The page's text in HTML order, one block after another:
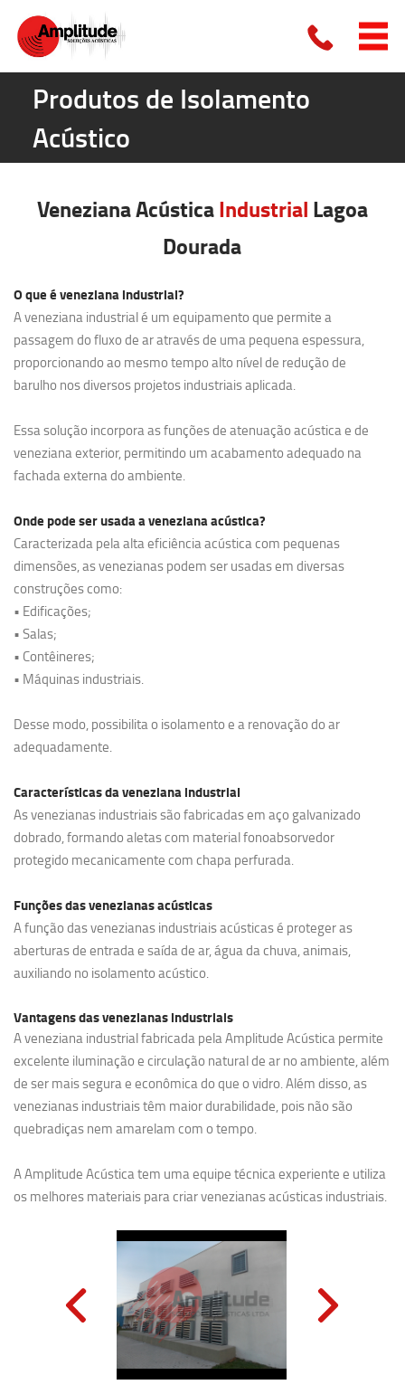
Produtos de Isolamento
Acústico
Veneziana AcústicaIndustrial Lagoa
Dourada
O que é veneziana industrial?
A veneziana industrial é um equipamento que permite a
passagem do fluxo de ar através de uma pequena espessura,
proporcionando ao mesmo tempo alto nível de redução de
barulho nos diversos projetos industriais aplicada.
Essa solução incorpora as funções de atenuação acústica e de
veneziana exterior, permitindo um acabamento adequado na
fachada externa do ambiente.
Onde pode ser usada a veneziana acústica?
Caracterizada pela alta eficiência acústica com pequenas
dimensões, as venezianas podem ser usadas em diversas
construções como:
• Edificações;
• Salas;
• Contêineres;
• Máquinas industriais.
Desse modo, possibilita o isolamento e a renovação do ar
adequadamente.
Características da veneziana industrial
As venezianas industriais são fabricadas em aço galvanizado
dobrado, formando aletas com material fonoabsorvedor
protegido mecanicamente com chapa perfurada.
Funções das venezianas acústicas
A função das venezianas industriais acústicas é proteger as
aberturas de entrada e saída de ar, água da chuva, animais,
auxiliando no isolamento acústico.
Vantagens das venezianas industriais
A veneziana industrial fabricada pela Amplitude Acústica permite
excelente iluminação e circulação natural de ar no ambiente, além
de ser mais segura e econômica do que o vidro. Além disso, as
venezianas industriais têm maior durabilidade, pois não são
quebradiças nem amarelam com o tempo.
A Amplitude Acústica tem uma equipe técnica experiente e utiliza
os melhores materiais para criar venezianas acústicas industriais.